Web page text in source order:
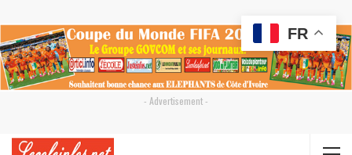
- Advertisement -
FR